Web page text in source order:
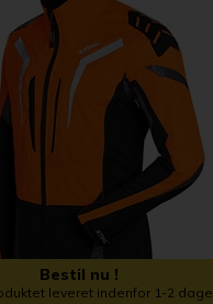
Bestil nu !
leveret indenfor 1-2 dage